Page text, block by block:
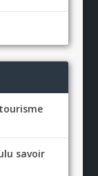
savoir